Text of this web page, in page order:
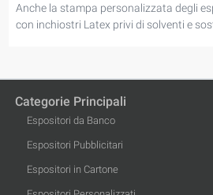
Anche la stampa personalizzata degli
con inchiostri Latex privi di solventi e
Categorie Principali
Espositori da Banco
Espositori Pubblicitari
Espositori in Cartone